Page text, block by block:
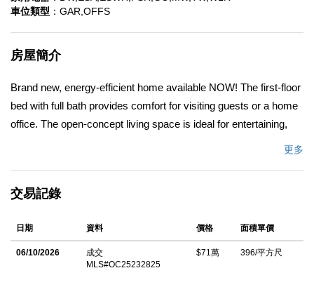
車位類型 ：GAR,OFFS
房屋簡介
Brand new, energy-efficient home available NOW! The first-floor
bed with full bath provides comfort for visiting guests or a home
office. The open-concept living space is ideal for entertaining,
Pomona. Featuring spacious floorplans with chef-inspired
offices, and bonus storage space. Every home boasts energy-
efficient features such as spray foam insultation, Low-E
windows and high-performance air filtration so you can spend
更多
交易記錄
日期 資料 價格 面積單價
06/10/2026
成交
MLS#OC25232825
$71萬 396/平方尺